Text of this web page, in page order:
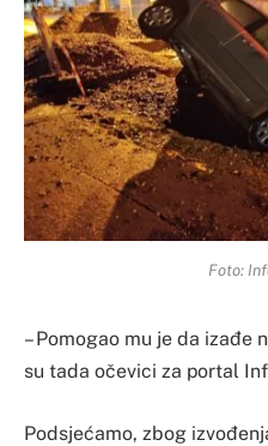
Foto:
– Pomogao mu je da izađe
su tada očevici za portal
Podsjećamo, zbog